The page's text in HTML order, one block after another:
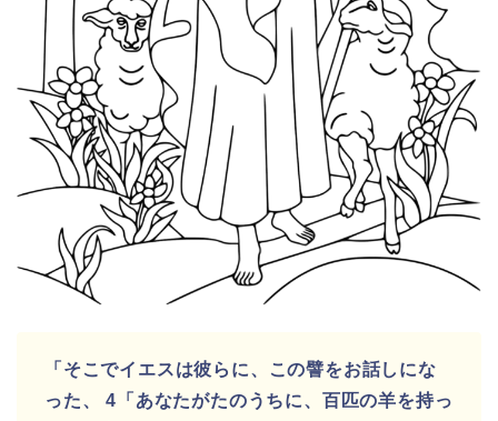
「そこでイエスは彼らに、この譬をお話しにな
った、 4「あなたがたのうちに、百匹の羊を持っ